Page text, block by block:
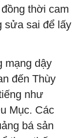
thời cam
sửa sai để lấy
mạng dậy
đến Thùy
như
Mục. Các
bá sản